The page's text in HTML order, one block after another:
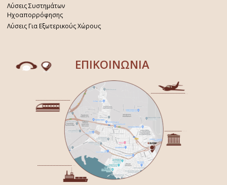
Λύσεις Συστημάτων
Ηχοαπορρόφησης
Λύσεις Για Εξωτερικούς Χώρους
ΕΠΙΚΟΙΝΩΝΙΑ